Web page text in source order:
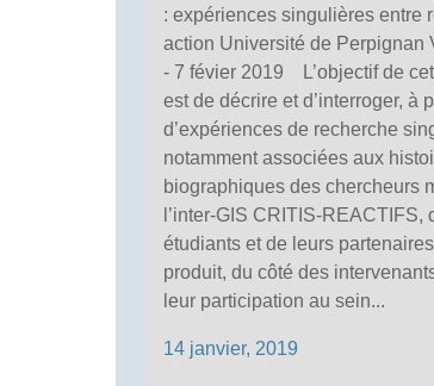
: expériences singulières entre
action Université de Perpignan
- 7 févier 2019 L’objectif de
est de décrire et d’interroger, à
d’expériences de recherche
notamment associées aux
biographiques des chercheurs
l’inter-GIS CRITIS-REACTIFS,
étudiants et de leurs
produit, du côté des
leur participation au sein...
14 janvier, 2019